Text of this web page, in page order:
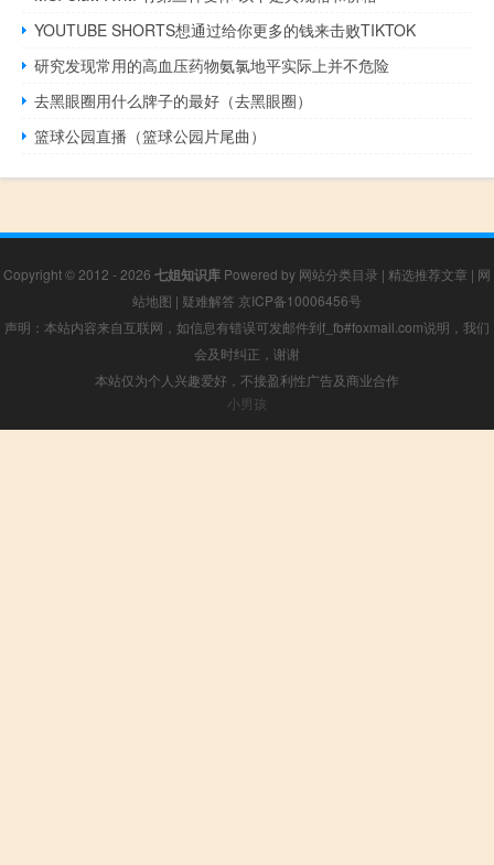
YOUTUBE SHORTS想通过给你更多的钱来击败TIKTOK
研究发现常用的高血压药物氨氯地平实际上并不危险
去黑眼圈用什么牌子的最好（去黑眼圈）
篮球公园直播（篮球公园片尾曲）
Copyright © 2012 - 2026 七姐知识库 Powered by 网站分类目录 | 精选推荐文章 | 网
站地图 | 疑难解答 京ICP备10006456号
声明：本站内容来自互联网，如信息有错误可发邮件到f_fb#foxmail.com说明，我们
会及时纠正，谢谢
本站仅为个人兴趣爱好，不接盈利性广告及商业合作
小男孩